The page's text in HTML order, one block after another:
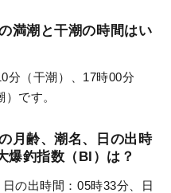
満潮と干潮の時間はい
分（干潮）、17時00分
です。
月齢、潮名、日の出時
爆釣指数（BI）は？
の出時間：05時33分、日